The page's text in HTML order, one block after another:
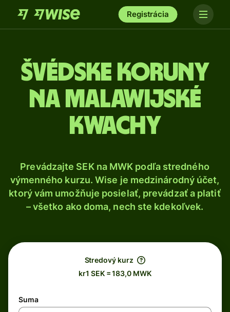
Registrácia
Švédske koruny
na malawijské
kwachy
Prevádzajte SEK na MWK podľa stredného
výmenného kurzu. Wise je medzinárodný účet,
ktorý vám umožňuje posielať, prevádzať a platiť
– všetko ako doma, nech ste kdekoľvek.
Stredový kurz
kr1 SEK = 183,0 MWK
Suma